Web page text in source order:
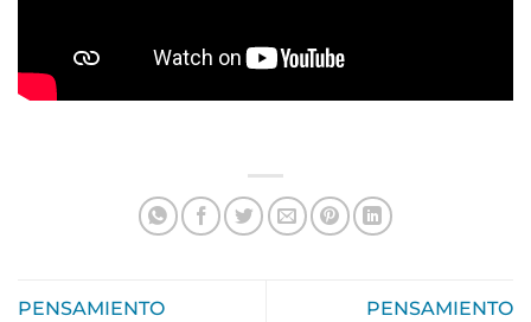
PENSAMIENTO PENSAMIENTO